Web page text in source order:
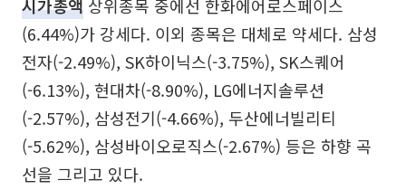
시가총액 상위종목 중에선 한화에어로스페이스
(6.44%)가 강세다. 이외 종목은 대체로 약세다. 삼성
전자(-2.49%), SK하이닉스(-3.75%), SK스퀘어
(-6.13%), 현대차(-8.90%), LG에너지솔루션
(-2.57%), 삼성전기(-4.66%), 두산에너빌리티
(-5.62%), 삼성바이오로직스(-2.67%) 등은 하향 곡
선을 그리고 있다.